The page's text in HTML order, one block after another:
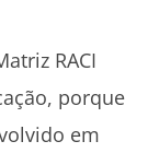
RACI
porque
em